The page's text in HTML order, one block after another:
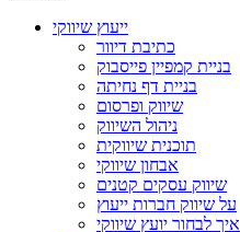
ייעוץ שיווקי
כתיבת דיוור
בניית קמפיין פייסבוק
בניית דף נחיתה
שיווק ופרסום
ניהול השיווק
תוכנית שיווקית
אבחון שיווקי
שיווק עסקים קטנים
על שיווק חברות ייעוץ
איך לבחור יועץ שיווקי